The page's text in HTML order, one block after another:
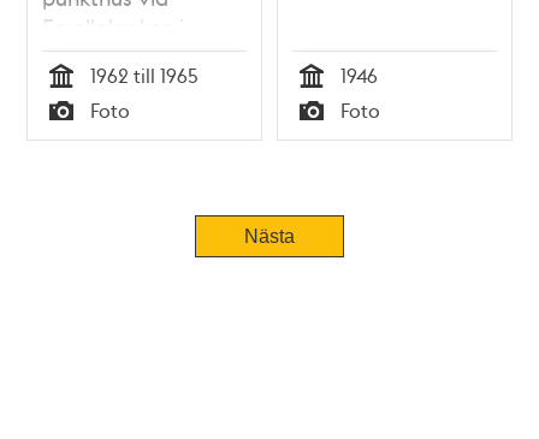
Ervallakroken i
bakgrunden.
Tid
1962 till 1965
Typ
Foto Tid
1946
Typ
Foto
TidigareNästa